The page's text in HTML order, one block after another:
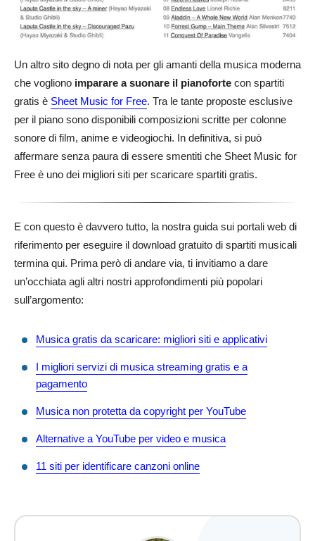
Un altro sito degno di nota per gli amanti della musica moderna
che vogliono imparare a suonare il pianoforte con spartiti
gratis è Sheet Music for Free. Tra le tante proposte esclusive
per il piano sono disponibili composizioni scritte per colonne
sonore di film, anime e videogiochi. In definitiva, si può
affermare senza paura di essere smentiti che Sheet Music for
Free è uno dei migliori siti per scaricare spartiti gratis.
E con questo è davvero tutto, la nostra guida sui portali web di
riferimento per eseguire il download gratuito di spartiti musicali
termina qui. Prima però di andare via, ti invitiamo a dare
un’occhiata agli altri nostri approfondimenti più popolari
sull’argomento:
Musica gratis da scaricare: migliori siti e applicativi
I migliori servizi di musica streaming gratis e a
pagamento
Musica non protetta da copyright per YouTube
Alternative a YouTube per video e musica
11 siti per identificare canzoni online